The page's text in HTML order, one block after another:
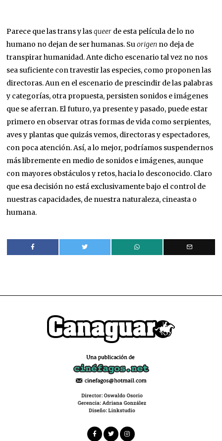
Parece que las trans y lasqueer de esta película de lo no
humano no dejan de ser humanas. Suorigen no deja de
transpirar humanidad. Ante dicho escenario tal vez no nos
sea suficiente con travestir las especies, como proponen las
directoras. Aun en el escenario de prescindir de las palabras
y categorías, otra propuesta, persisten sonidos e imágenes
que se aferran. El futuro, ya presente y pasado, puede estar
primero en observar otras formas de vida como serpientes,
aves y plantas que quizás vemos, directoras y espectadores,
con poca atención. Así, a lo mejor, podríamos suspendernos
más libremente en medio de sonidos e imágenes, aunque
con mayores obstáculos y retos, hacia lo desconocido. Claro
que esa decisión no está exclusivamente bajo el control de
nuestras capacidades, de nuestra naturaleza, cineasta o
humana.